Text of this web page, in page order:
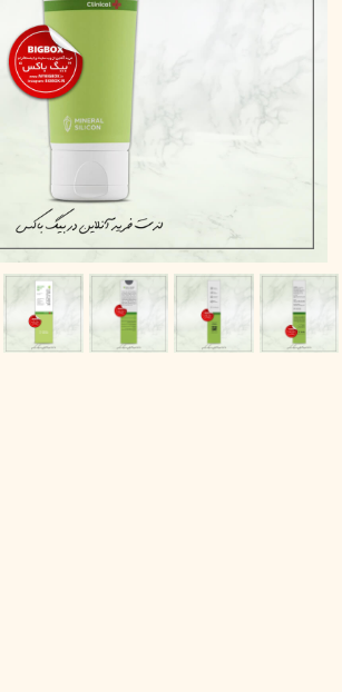
مراقبت چشم
شوینده صورت
ضد جوش و آکنه
ضد قارچ و باکتری
آبرسان و مرطوب کننده
پاک دارو
آر یو آکی
لاکچری کوین